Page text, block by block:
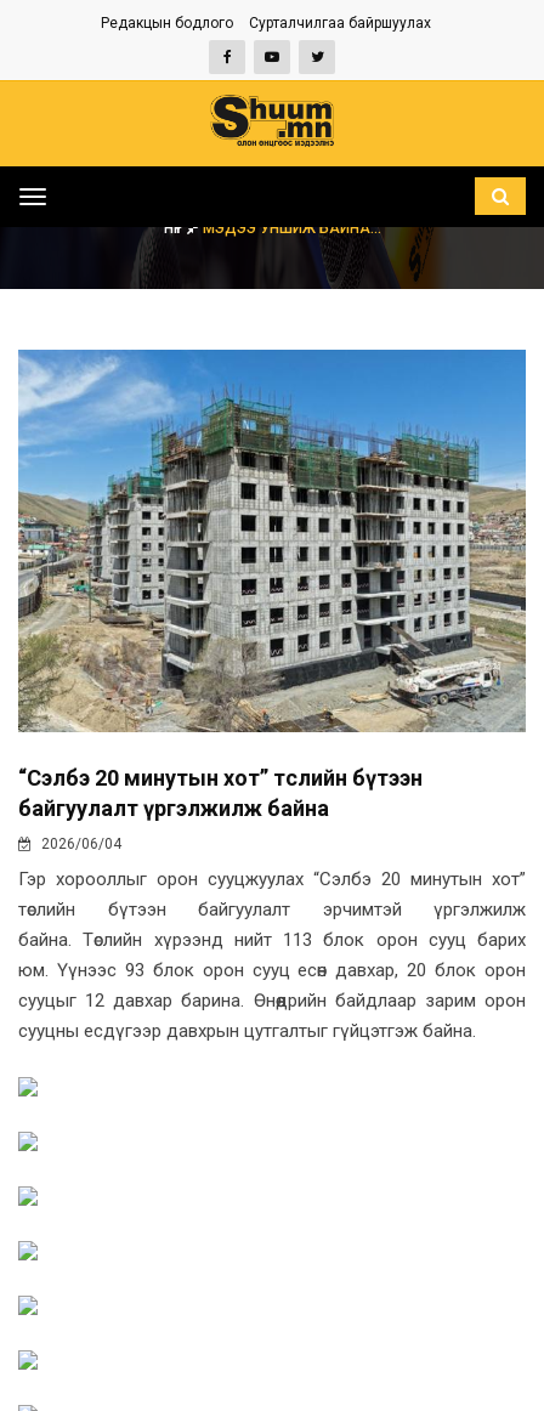
Редакцын бодлого Сурталчилгаа байршуулах
Toggle
НҮҮР МЭДЭЭ УНШИЖ БАЙНА...
“Сэлбэ 20 минутын хот” төслийн бүтээн
байгуулалт үргэлжилж байна
2026/06/04
Гэр хорооллыг орон сууцжуулах “Сэлбэ 20 минутын хот”
төслийн бүтээн байгуулалт эрчимтэй үргэлжилж
байна. Төслийн хүрээнд нийт 113 блок орон сууц барих
юм. Үүнээс 93 блок орон сууц есөн давхар, 20 блок орон
сууцыг 12 давхар барина. Өнөөдрийн байдлаар зарим орон
сууцны есдүгээр давхрын цутгалтыг гүйцэтгэж байна.